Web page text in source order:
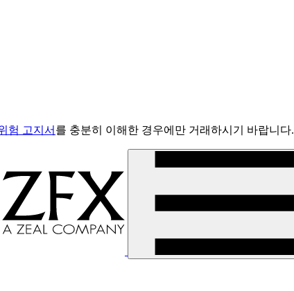
험 고지서 를 충분히 이해한 경우에만 거래하시기 바랍니다.